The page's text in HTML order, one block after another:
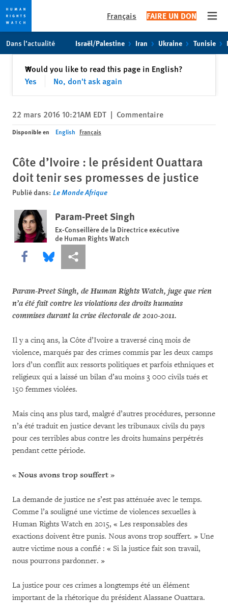
toto
content
Français FAIRE UN DON
Dans l’actualité Israël/Palestine Iran Ukraine Tunisie
Would you like to read this page in English?
Yes
No, don't ask again
✕Fermer
22 mars 2016 10:21AM EDT | Commentaire
Disponible en English Français
Côte d’Ivoire : le président Ouattara
doit tenir ses promesses de justice
Publié dans: Le Monde Afrique
Param-Preet Singh
Ex-Conseillère de la Directrice exécutive
de Human Rights Watch
Share this via Facebook
Share this via Bluesky
Share this via Partagez
Param-Preet Singh, de Human Rights Watch, juge que rien
n’a été fait contre les violations des droits humains
commises durant la crise électorale de 2010-2011.
Il y a cinq ans, la Côte d’Ivoire a traversé cinq mois de
violence, marqués par des crimes commis par les deux camps
lors d’un conflit aux ressorts politiques et parfois ethniques et
religieux qui a laissé un bilan d’au moins 3 000 civils tués et
150 femmes violées.
Mais cinq ans plus tard, malgré d’autres procédures, personne
n’a été traduit en justice devant les tribunaux civils du pays
pour ces terribles abus contre les droits humains perpétrés
pendant cette période.
« Nous avons trop souffert »
La demande de justice ne s’est pas atténuée avec le temps.
Comme l’a souligné une victime de violences sexuelles à
Human Rights Watch en 2015, « Les responsables des
exactions doivent être punis. Nous avons trop souffert. » Une
autre victime nous a confié : « Si la justice fait son travail,
nous pourrons pardonner. »
La justice pour ces crimes a longtemps été un élément
important de la rhétorique du président Alassane Ouattara.